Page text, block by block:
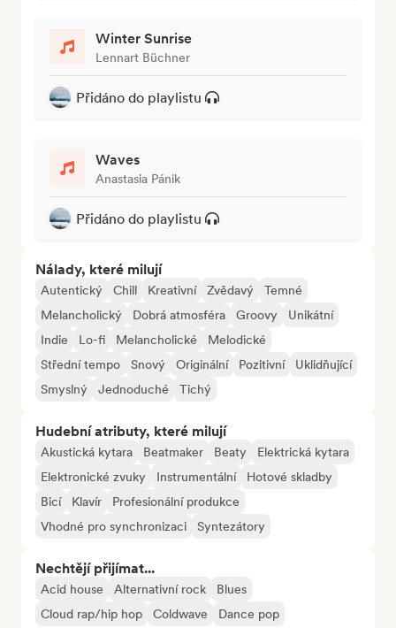
Winter Sunrise
Lennart Büchner
Přidáno do playlistu
Waves
Anastasia Pánik
Přidáno do playlistu
Nálady, které milují
Autentický Chill Kreativní Zvědavý
Temné
Melancholický
Dobrá atmosféra Groovy
Unikátní
Indie
Lo-fi Melancholické
Melodické
Střední tempo
Snový Originální Pozitivní
Uklidňující
Smyslný
Jednoduché Tichý
Hudební atributy, které milují
Akustická kytara Beatmaker Beaty
Elektrická kytara
Elektronické zvuky
Instrumentální
Hotové skladby
Bicí
Klavír
Profesionální produkce
Vhodné pro synchronizaci
Syntezátory
Nechtějí přijímat...
Acid house Alternativní rock
Blues
Cloud rap/hip hop
Coldwave Dance pop